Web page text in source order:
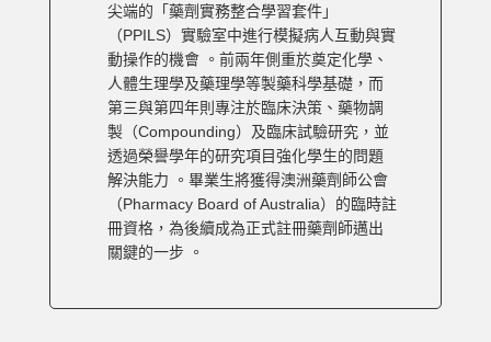
尖端的「藥劑實務整合學習套件」
（PPILS）實驗室中進行模擬病人互動與實
動操作的機會 。前兩年側重於奠定化學、
人體生理學及藥理學等製藥科學基礎，而
第三與第四年則專注於臨床決策、藥物調
製（Compounding）及臨床試驗研究，並
透過榮譽學年的研究項目強化學生的問題
解決能力 。畢業生將獲得澳洲藥劑師公會
（Pharmacy Board of Australia）的臨時註
冊資格，為後續成為正式註冊藥劑師邁出
關鍵的一步 。